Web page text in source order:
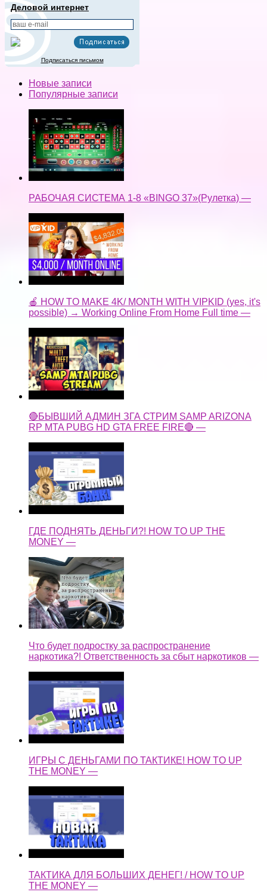
Деловой интернет
Подписаться письмом
Новые записи
Популярные записи
РАБОЧАЯ СИСТЕМА 1-8 «BINGO 37»(Рулетка) —
🍎 HOW TO MAKE 4K/ MONTH WITH VIPKID (yes, it's
possible) → Working Online From Home Full time —
🔴БЫВШИЙ АДМИН ЗГА СТРИМ SAMP ARIZONA
RP MTA PUBG HD GTA FREE FIRE🔴 —
ГДЕ ПОДНЯТЬ ДЕНЬГИ?! HOW TO UP THE
MONEY —
Что будет подростку за распространение
наркотика?! Ответственность за сбыт наркотиков —
ИГРЫ С ДЕНЬГАМИ ПО ТАКТИКЕ! HOW TO UP
THE MONEY —
ТАКТИКА ДЛЯ БОЛЬШИХ ДЕНЕГ! / HOW TO UP
THE MONEY —